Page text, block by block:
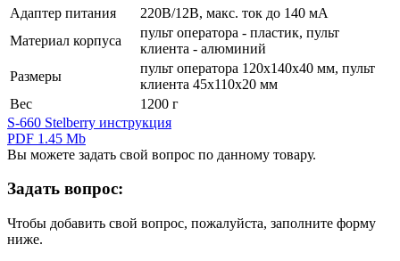
Адаптер питания
220В/12В, макс. ток до 140 мА
Материал корпуса
пульт оператора - пластик, пульт
клиента - алюминий
Размеры
пульт оператора 120х140х40 мм, пульт
клиента 45х110х20 мм
Вес
1200 г
S-660 Stelberry инструкция
PDF 1.45 Mb
Вы можете задать свой вопрос по данному товару.
Задать вопрос:
Чтобы добавить свой вопрос, пожалуйста, заполните форму
ниже.